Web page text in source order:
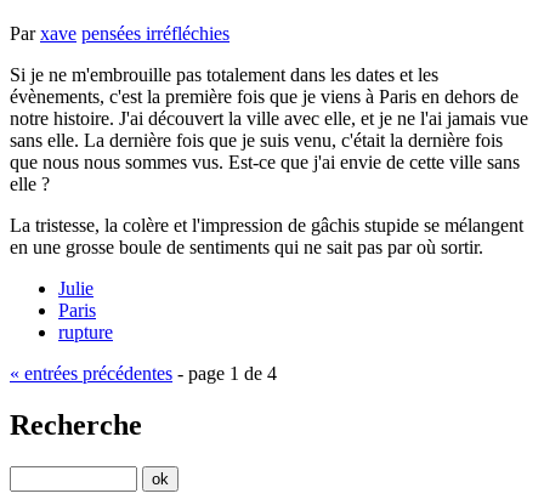
Parxave pensées irréfléchies
Si je ne m'embrouille pas totalement dans les dates et les
évènements, c'est la première fois que je viens à Paris en dehors de
notre histoire. J'ai découvert la ville avec elle, et je ne l'ai jamais vue
sans elle. La dernière fois que je suis venu, c'était la dernière fois
que nous nous sommes vus. Est-ce que j'ai envie de cette ville sans
elle ?
La tristesse, la colère et l'impression de gâchis stupide se mélangent
en une grosse boule de sentiments qui ne sait pas par où sortir.
Julie
Paris
rupture
« entrées précédentes - page 1 de 4
Recherche